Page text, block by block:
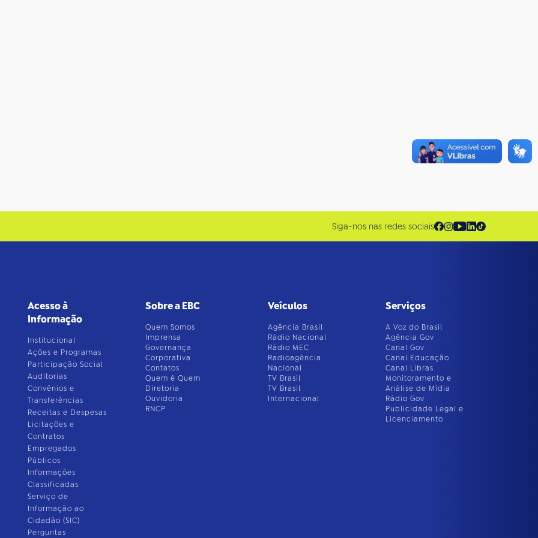
Siga-nos nas redes sociais
Acesso à
Informação
Institucional
Ações e Programas
Participação Social
Auditorias
Convênios e
Transferências
Receitas e Despesas
Licitações e
Contratos
Empregados
Públicos
Informações
Classificadas
Serviço de
Informação ao
Cidadão (SIC)
Perguntas
Sobre a EBC
Quem Somos
Imprensa
Governança
Corporativa
Contatos
Quem é Quem
Diretoria
Ouvidoria
RNCP
Veículos
Agência Brasil
Rádio Nacional
Rádio MEC
Radioagência
Nacional
TV Brasil
TV Brasil
Internacional
Serviços
A Voz do Brasil
Agência Gov
Canal Gov
Canal Educação
Canal Libras
Monitoramento e
Análise de Mídia
Rádio Gov
Publicidade Legal e
Licenciamento